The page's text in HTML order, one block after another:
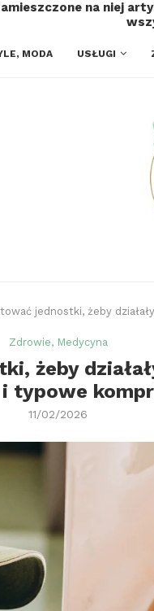
na niej
MODA USŁUGI
jednostki, żeby
Zdrowie, Medycyna
żeby
i typowe
11/02/2026